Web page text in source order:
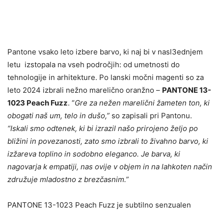
Pantone vsako leto izbere barvo, ki naj bi v nasl3ednjem
letu izstopala na vseh področjih: od umetnosti do
tehnologije in arhitekture. Po lanski močni magenti so za
leto 2024 izbrali nežno marelično oranžno – PANTONE 13-
1023 Peach Fuzz. “Gre za nežen marelični žameten ton, ki
obogati naš um, telo in dušo,” so zapisali pri Pantonu.
“Iskali smo odtenek, ki bi izrazil našo prirojeno željo po
bližini in povezanosti, zato smo izbrali to živahno barvo, ki
izžareva toplino in sodobno eleganco. Je barva, ki
nagovarja k empatiji, nas ovije v objem in na lahkoten način
združuje mladostno z brezčasnim.”
PANTONE 13-1023 Peach Fuzz je subtilno senzualen